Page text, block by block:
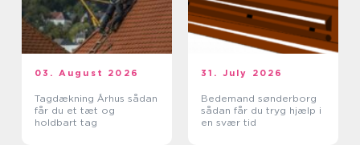
03. August 2026
Tagdækning Århus sådan
får du et tæt og
holdbart tag
31. July 2026
Bedemand sønderborg
sådan får du tryg hjælp i
en svær tid